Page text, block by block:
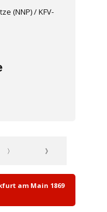
(NNP) / KFV-
〉 》
am Main 1869